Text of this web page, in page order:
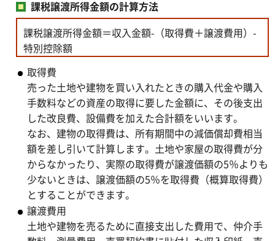
課税譲渡所得金額の計算方法
課税譲渡所得金額＝収入金額-（取得費＋譲渡費用）-
特別控除額
取得費
売った土地や建物を買い入れたときの購入代金や購入
手数料などの資産の取得に要した金額に、その後支出
した改良費、設備費を加えた合計額をいいます。
なお、建物の取得費は、所有期間中の減価償却費相当
額を差し引いて計算します。土地や家屋の取得費が分
からなかったり、実際の取得費が譲渡価額の5％よりも
少ないときは、譲渡価額の5％を取得費（概算取得費）
とすることができます。
譲渡費用
土地や建物を売るために直接支出した費用で、仲介手